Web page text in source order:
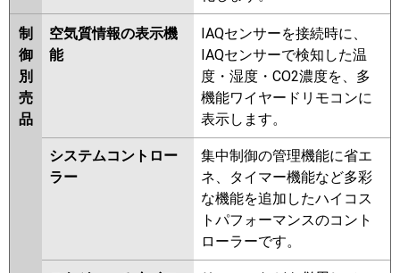
制
御
別
売
品
空気質情報の表示機
能
IAQセンサーを接続時に、
IAQセンサーで検知した温
度・湿度・CO2濃度を、多
機能ワイヤードリモコンに
表示します。
システムコントロー
ラー
集中制御の管理機能に省エ
ネ、タイマー機能など多彩
な機能を追加したハイコス
トパフォーマンスのコント
ローラーです。